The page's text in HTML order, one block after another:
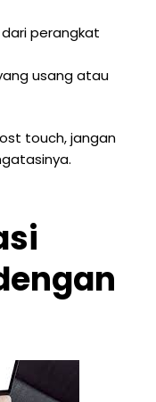
perangkat
usang atau
touch, jangan